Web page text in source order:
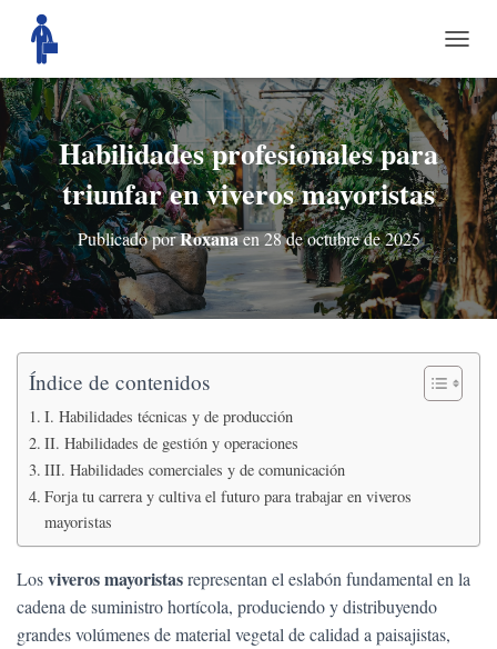
A
M
B
A
R
M
O
D
O
D
E
A
V
E
Habilidades profesionales para
triunfar en viveros mayoristas
Publicado porRoxanaen28 de octubre de 2025
Índice de contenidos
I. Habilidades técnicas y de producción
II. Habilidades de gestión y operaciones
III. Habilidades comerciales y de comunicación
Forja tu carrera y cultiva el futuro para trabajar en viveros
mayoristas
Losviveros mayoristasrepresentan el eslabón fundamental en la
cadena de suministro hortícola, produciendo y distribuyendo
grandes volúmenes de material vegetal de calidad a paisajistas,